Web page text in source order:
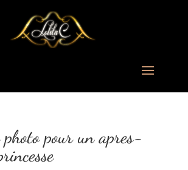
pour un apres-